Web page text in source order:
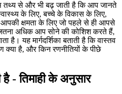
तथ्य से और भी बढ़ जाती है कि आप जानते
के लिए, बच्चे के विकास के लिए,
क्षमता के लिए जो पहले से ही आपसे
अधिक आप सोने की कोशिश करते हैं,
है। यह मार्गदर्शिका बताती है कि वास्तव
क्या है, और किन रणनीतियों के पीछे
है - तिमाही के अनुसार